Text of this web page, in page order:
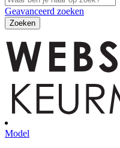
Geavanceerd zoeken
Zoeken
Model